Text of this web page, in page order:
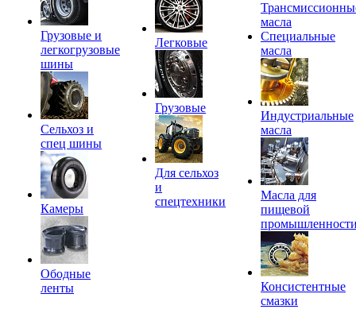
Грузовые и
легкогрузовые
шины
Сельхоз и
спец шины
Камеры
Ободные
ленты
Легковые
Грузовые
Для сельхоз
и
спецтехники
масла
Специальные
масла
Индустриальные
масла
Масла для
пищевой
Консистентные
смазки